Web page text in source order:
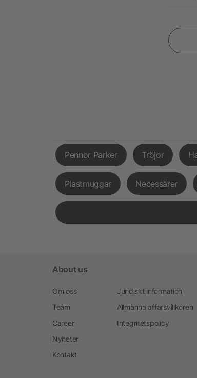
Pennor Parker Tröjor
Plastmuggar Necessärer
About us
Om oss
Team
Career
Nyheter
Kontakt
Juridiskt information
Allmänna affärsvillkoren
Integritetspolicy